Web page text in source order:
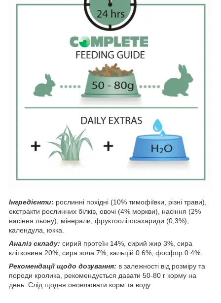
Інгредієнти: рослинні похідні (10% тимофіївки, різні трави),
екстракти рослинних білків, овочі (4% моркви), насіння (2%
насіння льону), мінерали, фруктоолігосахариди (0,3%),
календула, юкка.
Аналіз складу: сирий протеїн 14%, сирий жир 3%, сира
клітковина 20%, сира зола 7%, кальцій 0.6%, фосфор 0.4%.
Рекомендації щодо дозування: в залежності від розміру та
породи кролика, рекомендується давати 50-80 г корму на
день. Слід щодня оновлювати корм та воду.